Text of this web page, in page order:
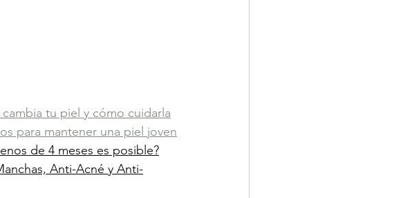
tu piel y cómo cuidarla
para mantener una piel joven
de 4 meses es posible?
Anti-Acné y Anti-